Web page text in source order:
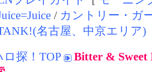
/ カントリー・ガ
名古屋、中京エリア)
ロ探！TOP
Bitter & Sweet